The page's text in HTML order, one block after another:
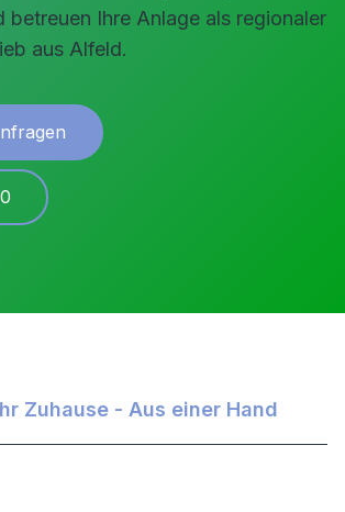
betreuen Ihre Anlage als regionaler
aus Alfeld.
Zuhause - Aus einer Hand